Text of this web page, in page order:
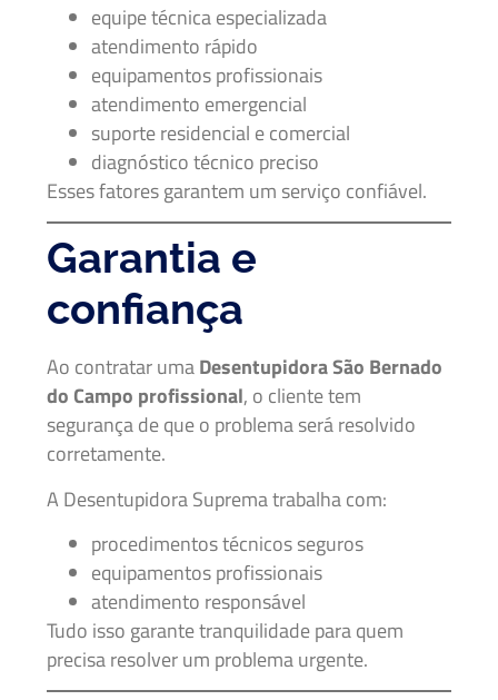
equipe técnica especializada
atendimento rápido
equipamentos profissionais
atendimento emergencial
suporte residencial e comercial
diagnóstico técnico preciso
Esses fatores garantem um serviço confiável.
Garantia e
confiança
Ao contratar umaDesentupidora São Bernado
do Campo profissional, o cliente tem
segurança de que o problema será resolvido
corretamente.
A Desentupidora Suprema trabalha com:
procedimentos técnicos seguros
equipamentos profissionais
atendimento responsável
Tudo isso garante tranquilidade para quem
precisa resolver um problema urgente.